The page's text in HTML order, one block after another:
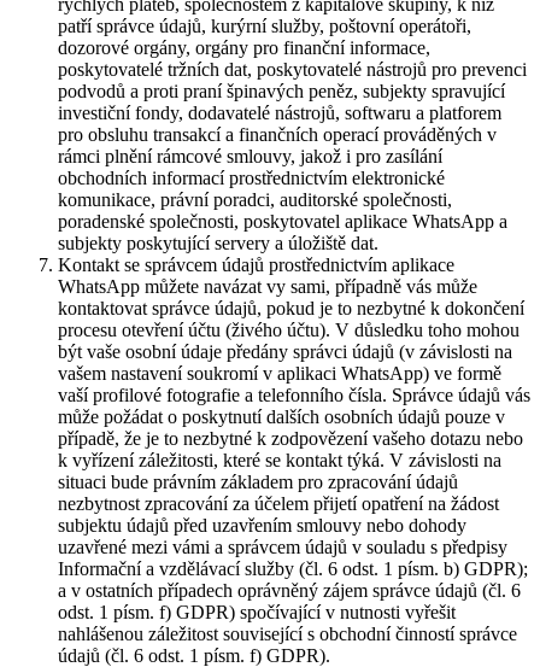
rychlých plateb, společnostem z kapitálové skupiny, k níž
patří správce údajů, kurýrní služby, poštovní operátoři,
dozorové orgány, orgány pro finanční informace,
poskytovatelé tržních dat, poskytovatelé nástrojů pro prevenci
podvodů a proti praní špinavých peněz, subjekty spravující
investiční fondy, dodavatelé nástrojů, softwaru a platforem
pro obsluhu transakcí a finančních operací prováděných v
rámci plnění rámcové smlouvy, jakož i pro zasílání
obchodních informací prostřednictvím elektronické
komunikace, právní poradci, auditorské společnosti,
poradenské společnosti, poskytovatel aplikace WhatsApp a
subjekty poskytující servery a úložiště dat.
Kontakt se správcem údajů prostřednictvím aplikace
WhatsApp můžete navázat vy sami, případně vás může
kontaktovat správce údajů, pokud je to nezbytné k dokončení
procesu otevření účtu (živého účtu). V důsledku toho mohou
být vaše osobní údaje předány správci údajů (v závislosti na
vašem nastavení soukromí v aplikaci WhatsApp) ve formě
vaší profilové fotografie a telefonního čísla. Správce údajů vás
může požádat o poskytnutí dalších osobních údajů pouze v
případě, že je to nezbytné k zodpovězení vašeho dotazu nebo
k vyřízení záležitosti, které se kontakt týká. V závislosti na
situaci bude právním základem pro zpracování údajů
nezbytnost zpracování za účelem přijetí opatření na žádost
subjektu údajů před uzavřením smlouvy nebo dohody
uzavřené mezi vámi a správcem údajů v souladu s předpisy
Informační a vzdělávací služby (čl. 6 odst. 1 písm. b) GDPR);
a v ostatních případech oprávněný zájem správce údajů (čl. 6
odst. 1 písm. f) GDPR) spočívající v nutnosti vyřešit
nahlášenou záležitost související s obchodní činností správce
údajů (čl. 6 odst. 1 písm. f) GDPR).